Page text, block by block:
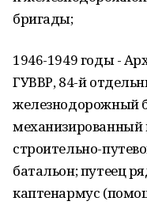
бригады;
1946-1949 годы -
ГУВВР, 84-й
железнодорожный
механизированный
строительно-
батальон; путеец
каптенармус